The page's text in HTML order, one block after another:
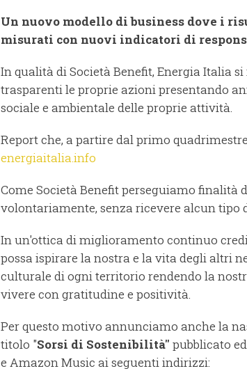
Un nuovo modello di business dove i
misurati con nuovi indicatori di
In qualità di Società Benefit, Energia Italia
trasparenti le proprie azioni presentando
sociale e ambientale delle proprie attività.
Report che, a partire dal primo
energiaitalia.info
Come Società Benefit perseguiamo finalità
volontariamente, senza ricevere alcun tipo
In un'ottica di miglioramento continuo
possa ispirare la nostra e la vita degli altri
culturale di ogni territorio rendendo la
vivere con gratitudine e positività.
Per questo motivo annunciamo anche la
titolo "Sorsi di Sostenibilità" pubblicato
e Amazon Music ai seguenti indirizzi: